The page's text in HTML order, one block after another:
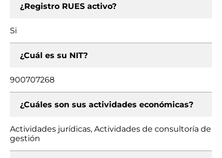
¿Registro RUES activo?
Si
¿Cuál es su NIT?
900707268
¿Cuáles son sus actividades económicas?
Actividades jurídicas, Actividades de consultoría de
gestión